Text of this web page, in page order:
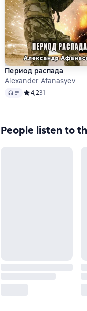
Период распада
Alexander Afanasyev
Audio Средний рейтинг 4,2
4,231
People listen to